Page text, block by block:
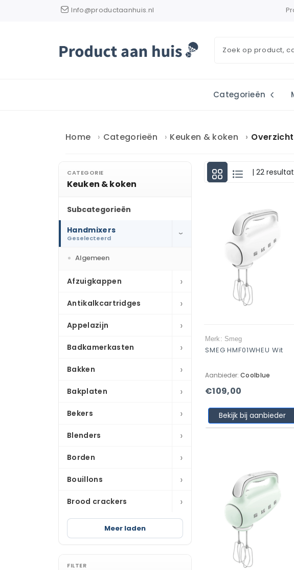
Info@productaanhuis.nl
Categorieën
Home Categorieën Keuken & koken Overzicht
| 22
Merk: Smeg
SMEG HMF01WHEU Wit
Aanbieder: Coolblue
€109,00
Bekijk bij aanbieder
CATEGORIE
Keuken & koken
Subcategorieën
Handmixers
Geselecteerd
›
Algemeen
Afzuigkappen ›
Antikalkcartridges ›
Appelazijn ›
Badkamerkasten ›
Bakken ›
Bakplaten ›
Bekers ›
Blenders ›
Borden ›
Bouillons ›
Brood crackers ›
Meer laden
FILTER